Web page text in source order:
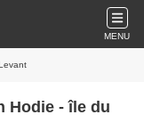
MENU